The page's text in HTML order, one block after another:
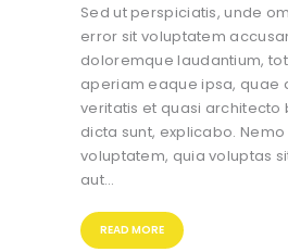
Sed ut perspiciatis, unde
error sit voluptatem
doloremque laudantium,
aperiam eaque ipsa, quae
veritatis et quasi architecto
dicta sunt, explicabo.
voluptatem, quia voluptas
aut…
READ MORE